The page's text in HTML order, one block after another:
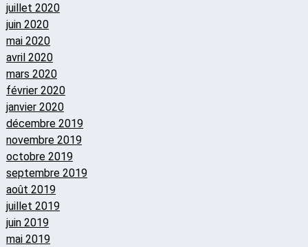
juillet 2020
juin 2020
mai 2020
avril 2020
mars 2020
février 2020
janvier 2020
décembre 2019
novembre 2019
octobre 2019
septembre 2019
août 2019
juillet 2019
juin 2019
mai 2019